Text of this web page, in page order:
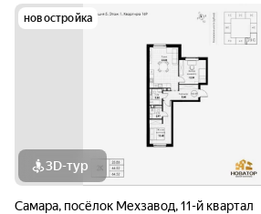
новостройка
3D-тур
Самара, посёлок Мехзавод,11-й квартал